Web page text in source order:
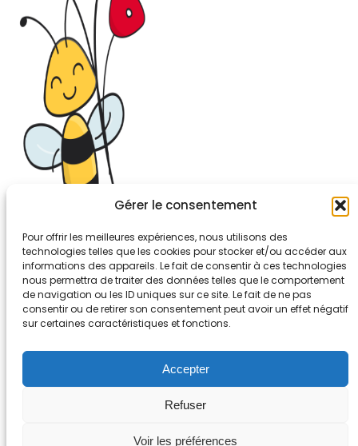
Gérer le consentement
Pour offrir les meilleures expériences, nous utilisons des
technologies telles que les cookies pour stocker et/ou accéder aux
informations des appareils. Le fait de consentir à ces technologies
nous permettra de traiter des données telles que le comportement
de navigation ou les ID uniques sur ce site. Le fait de ne pas
consentir ou de retirer son consentement peut avoir un effet négatif
sur certaines caractéristiques et fonctions.
Accepter
Refuser
Voir les préférences
26-30, rue de Bellevue
92700 COLOMBES
Tél. 01.56.83.88.30
Mentions légales